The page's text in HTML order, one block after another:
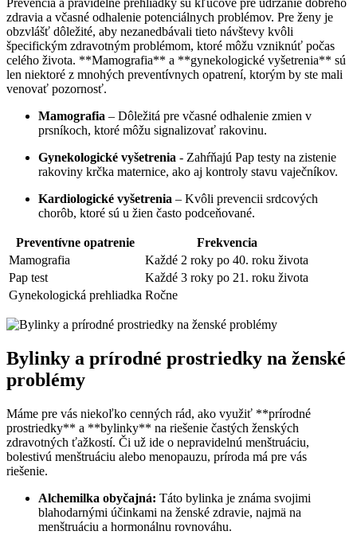
Prevencia a pravidelné prehliadky sú kľúčové pre udržanie dobrého‌
zdravia a včasné odhalenie potenciálnych problémov. Pre‌ ženy‌ je
obzvlášť dôležité, aby nezanedbávali tieto návštevy kvôli
špecifickým zdravotným problémom, ktoré⁣ môžu vzniknúť počas
celého života. **Mamografia** a **gynekologické vyšetrenia** sú
len⁤ niektoré z mnohých preventívnych opatrení, ktorým by ste​ mali
venovať pozornosť.
Mamografia – Dôležitá pre včasné odhalenie⁢ zmien v
prsníkoch, ktoré môžu signalizovať⁣ rakovinu.
Gynekologické vyšetrenia -⁣ Zahŕňajú Pap testy na zistenie
rakoviny krčka ⁢maternice, ako aj kontroly stavu ⁣vaječníkov.
Kardiologické vyšetrenia – Kvôli prevencii ​srdcových
chorôb, ktoré⁣ sú u žien často ⁣podceňované.
Preventívne opatrenie
Frekvencia
Mamografia
Každé ‌2 ⁣roky po 40. roku života
Pap test
Každé‌ 3 roky po 21. roku života
Gynekologická prehliadka Ročne
Bylinky a prírodné prostriedky na‍ ženské ​
problémy
Máme pre vás niekoľko cenných​ rád, ako využiť **prírodné
prostriedky** a **bylinky** na riešenie častých ženských
zdravotných ⁤ťažkostí. ⁢Či už ide o nepravidelnú menštruáciu,
bolestivú menštruáciu alebo menopauzu, príroda má pre vás
riešenie.
Alchemilka ‌obyčajná: Táto bylinka je ​známa⁢ svojimi
blahodarnými účinkami na ženské zdravie, najmä na
menštruáciu a hormonálnu rovnováhu.